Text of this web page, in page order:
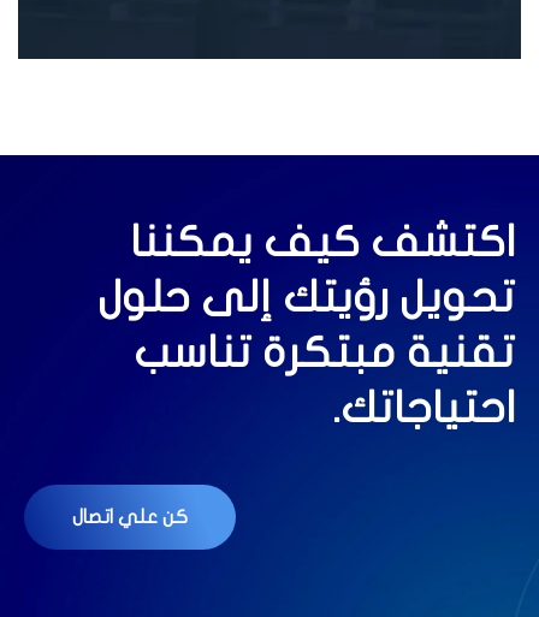
اكتشف كيف يمكننا
تحويل رؤيتك إلى حلول
تقنية مبتكرة تناسب
احتياجاتك.
كن علي اتصال